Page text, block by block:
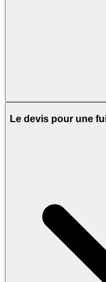
Le devis pour une